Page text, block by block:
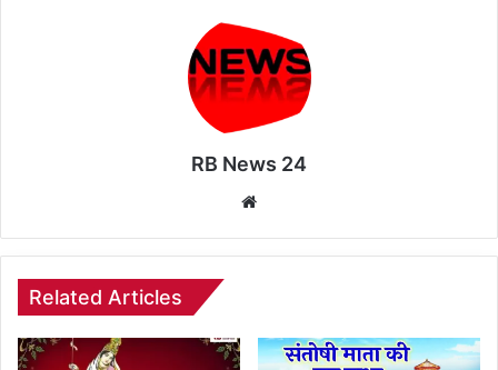
RB News 24
Related Articles